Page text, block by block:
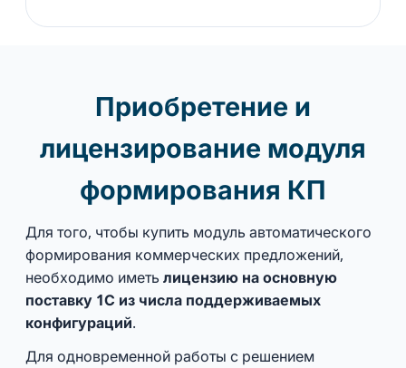
Приобретение и
лицензирование модуля
формирования КП
Для того, чтобы купить модуль автоматического
формирования коммерческих предложений,
необходимо иметь лицензию на основную
поставку 1С из числа поддерживаемых
конфигураций.
Для одновременной работы с решением